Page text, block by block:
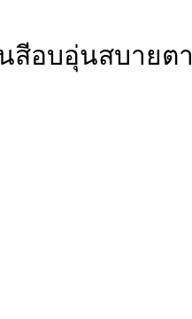
สีอบอุ่นสบายตา